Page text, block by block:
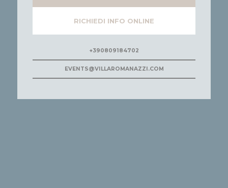
RICHIEDI INFO ONLINE
+390809184702
EVENTS@VILLAROMANAZZI.COM